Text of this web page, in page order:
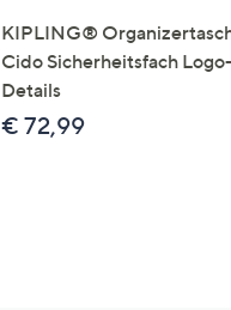
KIPLING®
Cido Sicherheitsfach
Details
€ 72,99